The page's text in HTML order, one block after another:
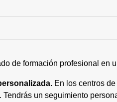
de formación profesional en
En los centros de
Tendrás un seguimiento